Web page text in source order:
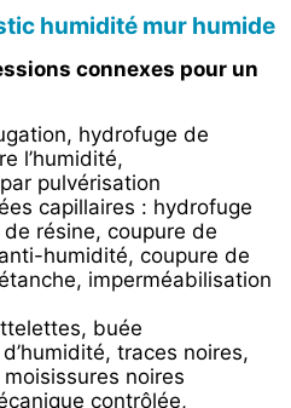
humidité mur humide
connexes pour un
hydrofuge de
l’humidité,
pulvérisation
capillaires : hydrofuge
résine, coupure de
humidité, coupure de
imperméabilisation
buée
traces noires,
noires
contrôlée,